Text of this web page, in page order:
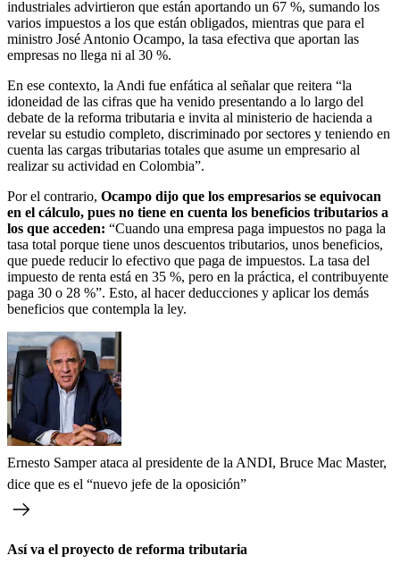
industriales advirtieron que están aportando un 67 %, sumando los
varios impuestos a los que están obligados, mientras que para el
ministro José Antonio Ocampo, la tasa efectiva que aportan las
empresas no llega ni al 30 %.
En ese contexto, la Andi fue enfática al señalar que reitera “la
idoneidad de las cifras que ha venido presentando a lo largo del
debate de la reforma tributaria e invita al ministerio de hacienda a
revelar su estudio completo, discriminado por sectores y teniendo en
cuenta las cargas tributarias totales que asume un empresario al
realizar su actividad en Colombia”.
Por el contrario, Ocampo dijo que los empresarios se equivocan
en el cálculo, pues no tiene en cuenta los beneficios tributarios a
los que acceden: “Cuando una empresa paga impuestos no paga la
tasa total porque tiene unos descuentos tributarios, unos beneficios,
que puede reducir lo efectivo que paga de impuestos. La tasa del
impuesto de renta está en 35 %, pero en la práctica, el contribuyente
paga 30 o 28 %”. Esto, al hacer deducciones y aplicar los demás
beneficios que contempla la ley.
Ernesto Samper ataca al presidente de la ANDI, Bruce Mac Master,
dice que es el “nuevo jefe de la oposición”
Así va el proyecto de reforma tributaria